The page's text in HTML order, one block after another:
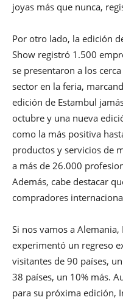
joyas más que nunca,
Por otro lado, la edición
Show registró 1.500
se presentaron a los
sector en la feria,
edición de Estambul
octubre y una nueva
como la más positiva
productos y servicios de
a más de 26.000
Además, cabe destacar
compradores
Si nos vamos a
experimentó un regreso
visitantes de 90 países,
38 países, un 10% más.
para su próxima edición,